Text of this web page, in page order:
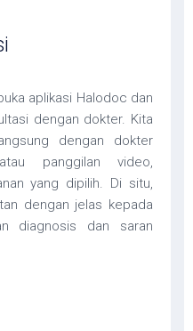
aplikasi Halodoc dan
dengan dokter. Kita
dengan dokter
panggilan video,
yang dipilih. Di situ,
dengan jelas kepada
diagnosis dan saran